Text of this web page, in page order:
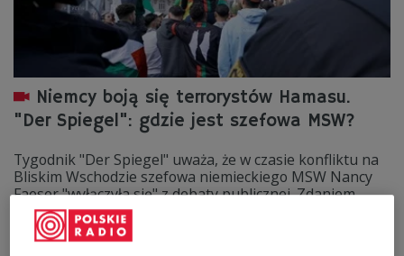
Niemcy boją się terrorystów Hamasu.
"Der Spiegel": gdzie jest szefowa MSW?
Tygodnik "Der Spiegel" uważa, że w czasie konfliktu na
Bliskim Wschodzie szefowa niemieckiego MSW Nancy
Faeser "wyłączyła się" z debaty publicznej. Zdaniem
tygodnika, polityk SPD nie dostrzega rosnącego
zagrożenia ze strony migrantów, otwarcie
solidaryzujących się z terrorystami Hamasu.